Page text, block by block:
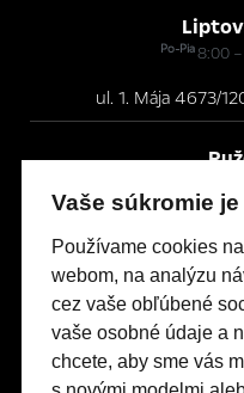
Po-Pia8:00
ul. 1. Mája 4673/
Titulná stránka
Vaše súkromie
Používame cookies
webom, na analýzu
cez vaše obľúbené
vaše osobné údaje a
chcete, aby sme vás